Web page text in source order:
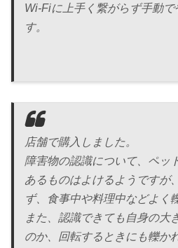
Wi-Fiに上手く繋がらず手動
す。
店舗で購入しました。
障害物の認識について、ペッ
あるものはよけるようですが
ず、食事中や料理中などよく
また、認識できても自身の大
のか、回転するときにも轢か